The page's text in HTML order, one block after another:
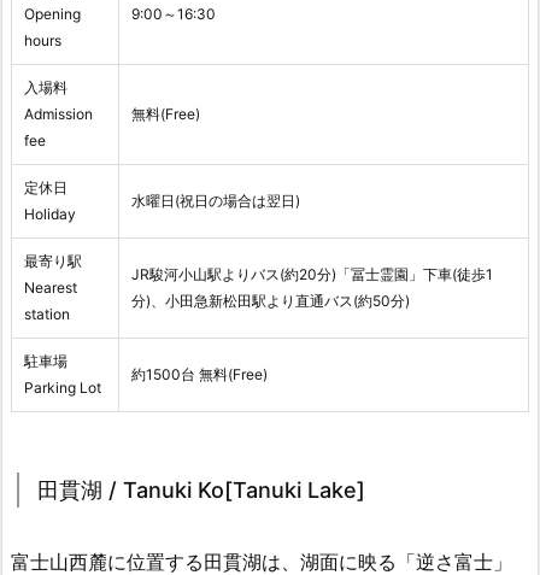
Opening
hours
9:00～16:30
入場料
Admission
fee
無料(Free)
定休日
Holiday
水曜日(祝日の場合は翌日)
最寄り駅
Nearest
station
JR駿河小山駅よりバス(約20分)「冨士霊園」下車(徒歩1
分)、小田急新松田駅より直通バス(約50分)
駐車場
Parking Lot
約1500台 無料(Free)
田貫湖 / Tanuki Ko[Tanuki Lake]
富士山西麓に位置する田貫湖は、湖面に映る「逆さ富士」